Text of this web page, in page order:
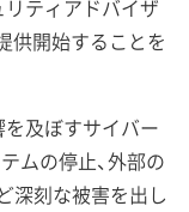
ティアドバイザ
供開始することを
及ぼすサイバー
ムの停止、外部の
深刻な被害を出し